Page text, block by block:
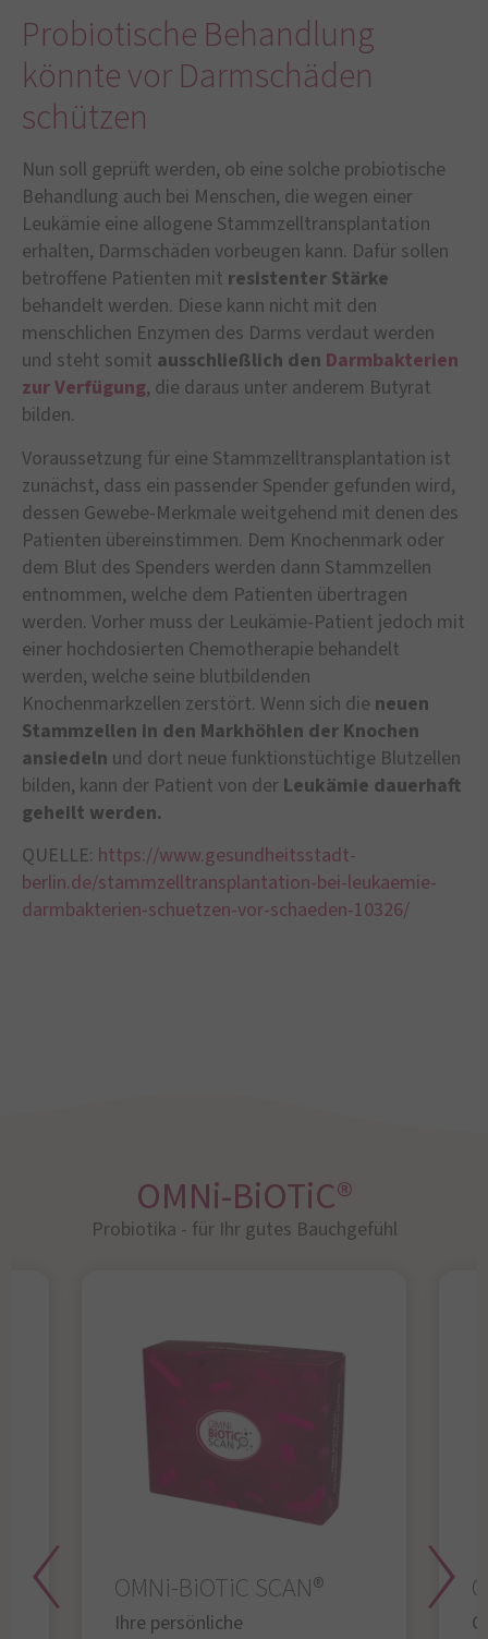
Probiotische Behandlung
könnte vor Darmschäden
schützen
Nun soll geprüft werden, ob eine solche probiotische
Behandlung auch bei Menschen, die wegen einer
Leukämie eine allogene Stammzelltransplantation
erhalten, Darmschäden vorbeugen kann. Dafür sollen
betroffene Patienten mit resistenter Stärke
behandelt werden. Diese kann nicht mit den
menschlichen Enzymen des Darms verdaut werden
und steht somit ausschließlich den Darmbakterien
zur Verfügung, die daraus unter anderem Butyrat
bilden.
Voraussetzung für eine Stammzelltransplantation ist
zunächst, dass ein passender Spender gefunden wird,
dessen Gewebe-Merkmale weitgehend mit denen des
Patienten übereinstimmen. Dem Knochenmark oder
dem Blut des Spenders werden dann Stammzellen
entnommen, welche dem Patienten übertragen
werden. Vorher muss der Leukämie-Patient jedoch mit
einer hochdosierten Chemotherapie behandelt
werden, welche seine blutbildenden
Knochenmarkzellen zerstört. Wenn sich die neuen
Stammzellen in den Markhöhlen der Knochen
ansiedeln und dort neue funktionstüchtige Blutzellen
bilden, kann der Patient von der Leukämie dauerhaft
geheilt werden.
QUELLE: https://www.gesundheitsstadt-
berlin.de/stammzelltransplantation-bei-leukaemie-
darmbakterien-schuetzen-vor-schaeden-10326/
OMNi-BiOTiC®
Probiotika - für Ihr gutes Bauchgefühl​
OMNi-BiOTiC SCAN®
Ihre persönliche